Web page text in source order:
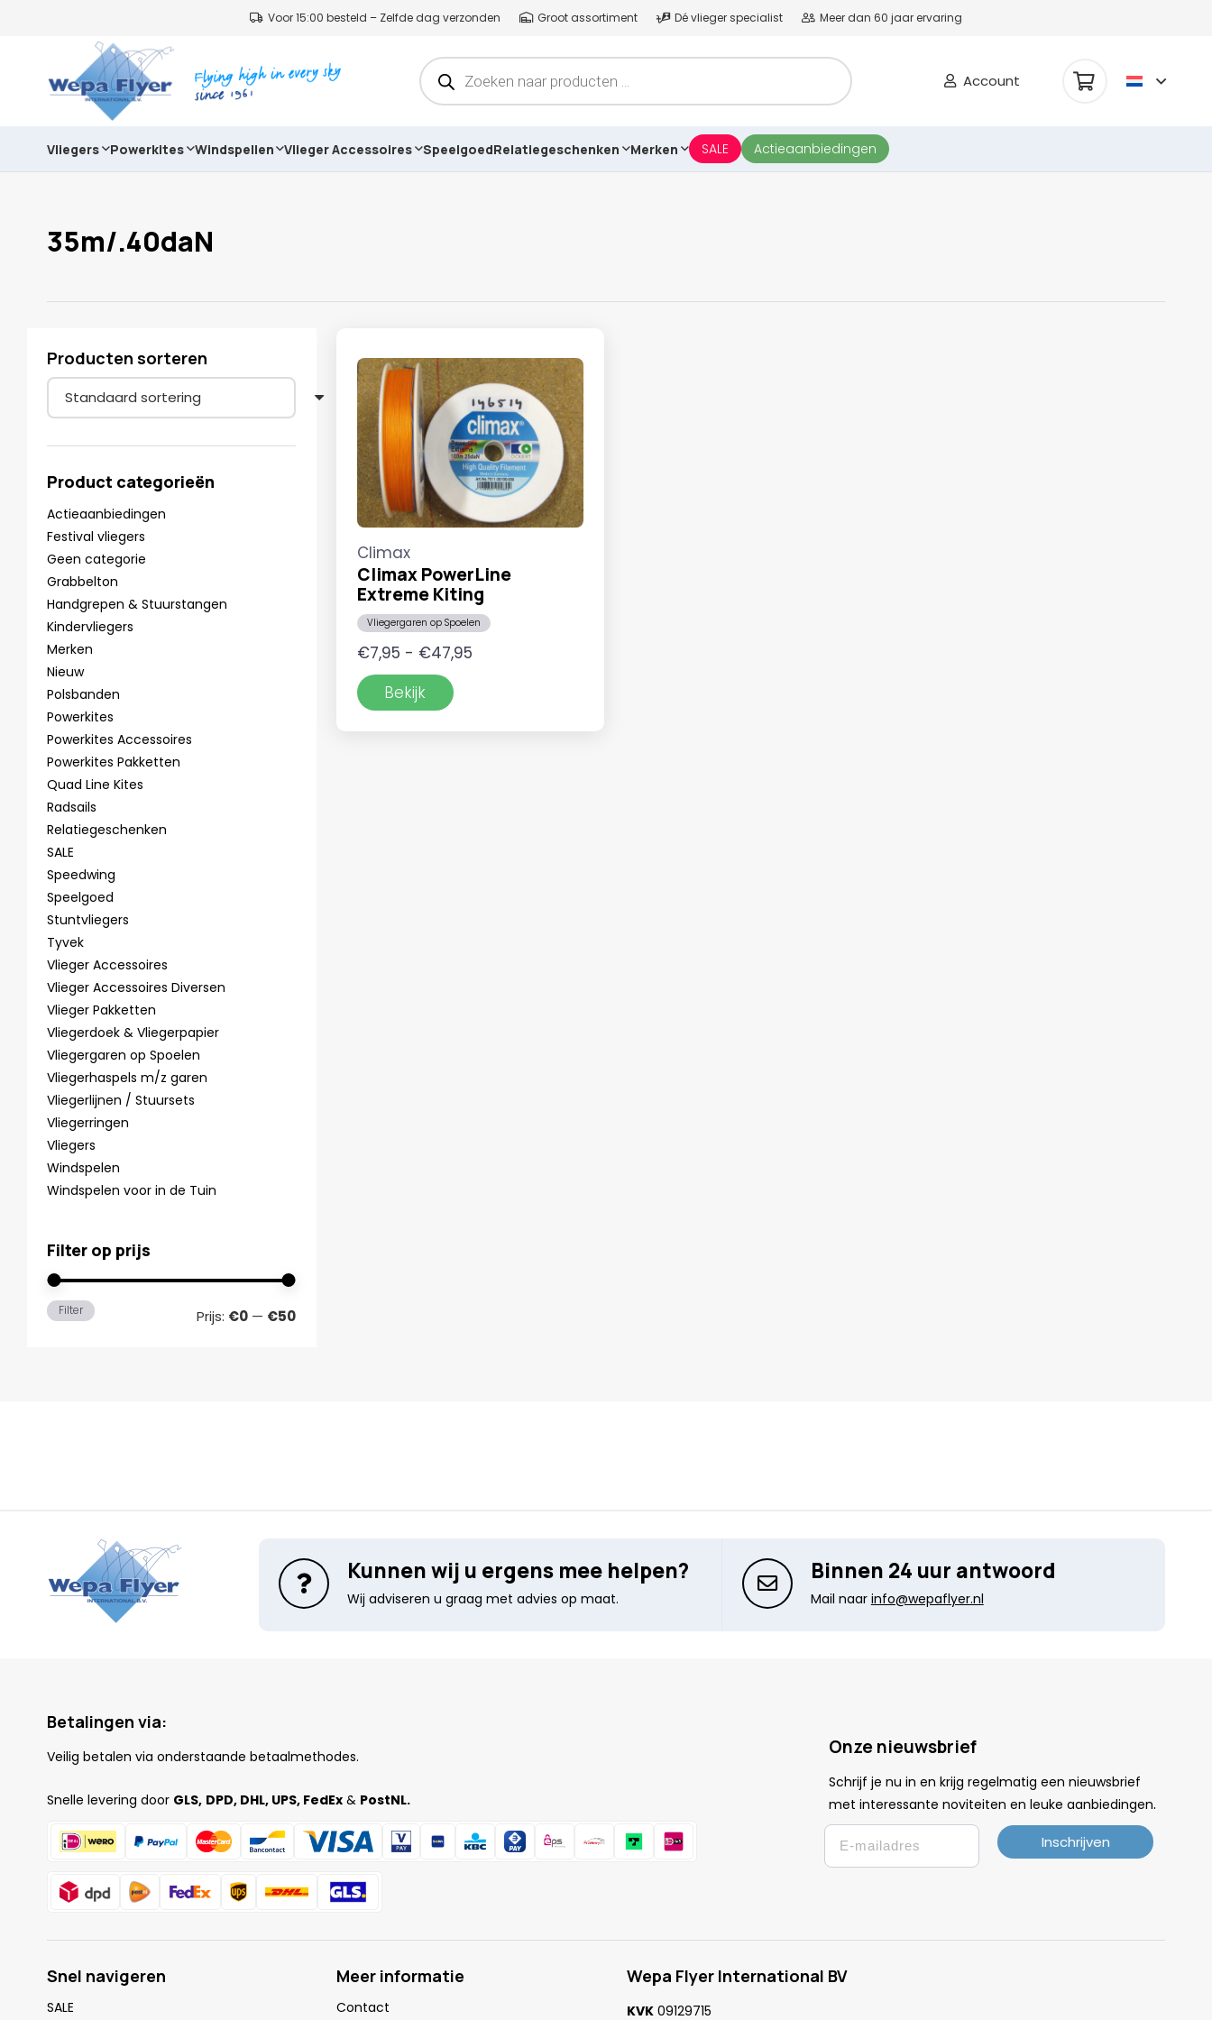
Voor 15:00 besteld – Zelfde dag verzonden Groot assortiment Dé vlieger specialist Meer dan 60 jaar ervaring
Producten
zoeken Account
Vliegers Powerkites Windspellen Vlieger Accessoires SpeelgoedRelatiegeschenken Merken SALE Actieaanbiedingen
35m/.40daN
Producten sorteren
Product categorieën
Actieaanbiedingen
Festival vliegers
Geen categorie
Grabbelton
Handgrepen & Stuurstangen
Kindervliegers
Merken
Nieuw
Polsbanden
Powerkites
Powerkites Accessoires
Powerkites Pakketten
Quad Line Kites
Radsails
Relatiegeschenken
SALE
Speedwing
Speelgoed
Stuntvliegers
Tyvek
Vlieger Accessoires
Vlieger Accessoires Diversen
Vlieger Pakketten
Vliegerdoek & Vliegerpapier
Vliegergaren op Spoelen
Vliegerhaspels m/z garen
Vliegerlijnen / Stuursets
Vliegerringen
Vliegers
Windspelen
Windspelen voor in de Tuin
Filter op prijs
Min.
Max.
Filter Prijs: €0 — €50
Climax
Climax PowerLine
Extreme Kiting
Vliegergaren op Spoelen
€7,95 - €47,95Prijsklasse:
Bekijk
Kunnen wij u ergens mee helpen?
Wij adviseren u graag met advies op maat.
Binnen 24 uur antwoord
Mail naar info@wepaflyer.nl
Betalingen via:
Veilig betalen via onderstaande betaalmethodes.
Snelle levering door GLS, DPD, DHL, UPS, FedEx & PostNL.
Onze nieuwsbrief
Schrijf je nu in en krijg regelmatig een nieuwsbrief
met interessante noviteiten en leuke aanbiedingen.
Email
Inschrijven
Snel navigeren
SALE
Meer informatie
Contact
Wepa Flyer International BV
KVK09129715